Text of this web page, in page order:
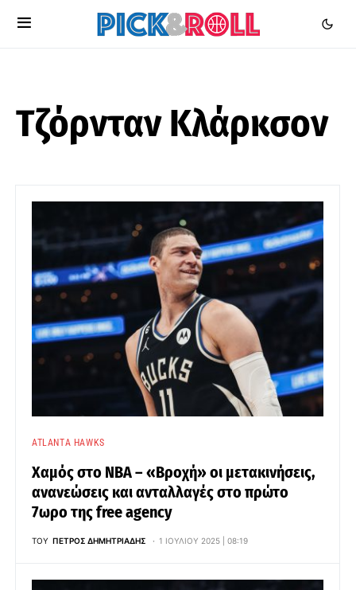
Τζόρνταν Κλάρκσον
ATLANTA HAWKS
Χαμός στο ΝΒΑ – «Βροχή» οι μετακινήσεις,
ανανεώσεις και ανταλλαγές στο πρώτο
7ωρο της free agency
ΤΟΥ ΠΈΤΡΟΣ ΔΗΜΗΤΡΙΆΔΗΣ 1 ΙΟΥΛΊΟΥ 2025 | 08:19